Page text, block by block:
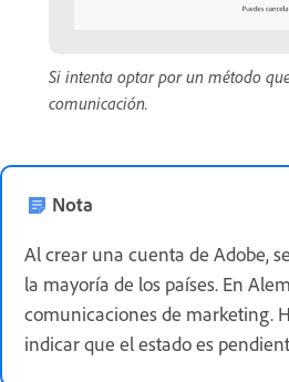
Si intenta optar por un método
comunicación.
Nota
Al crear una cuenta de Adobe,
la mayoría de los países. En
comunicaciones de marketing.
indicar que el estado es